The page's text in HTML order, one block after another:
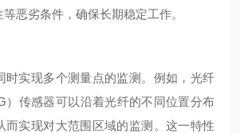
恶劣条件，确保长期稳定工作。
时实现多个测量点的监测。例如，光纤
）传感器可以沿着光纤的不同位置分布
而实现对大范围区域的监测。这一特性